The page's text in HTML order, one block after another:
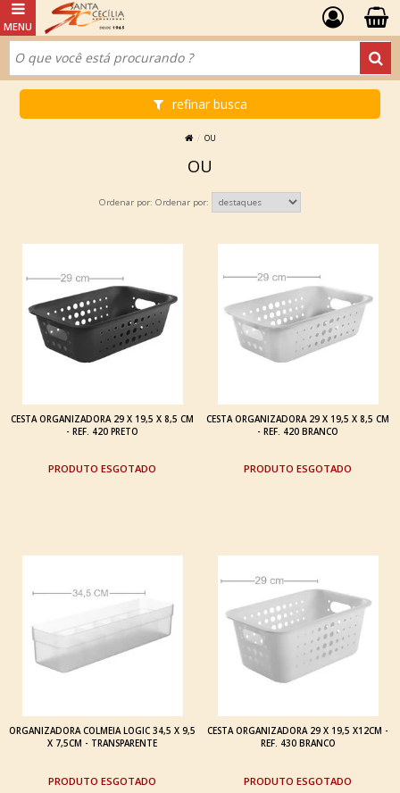
refinar busca
OU
OU
Ordenar por:
CESTA ORGANIZADORA 29 X 19,5 X 8,5 CM
- REF. 420 PRETO
ESGOTADO
CESTA ORGANIZADORA 29 X 19,5 X 8,5 CM
- REF. 420 BRANCO
ESGOTADO
ORGANIZADORA COLMEIA LOGIC 34,5 X 9,5
X 7,5CM - TRANSPARENTE
ESGOTADO
CESTA ORGANIZADORA 29 X 19,5 X12CM -
REF. 430 BRANCO
ESGOTADO